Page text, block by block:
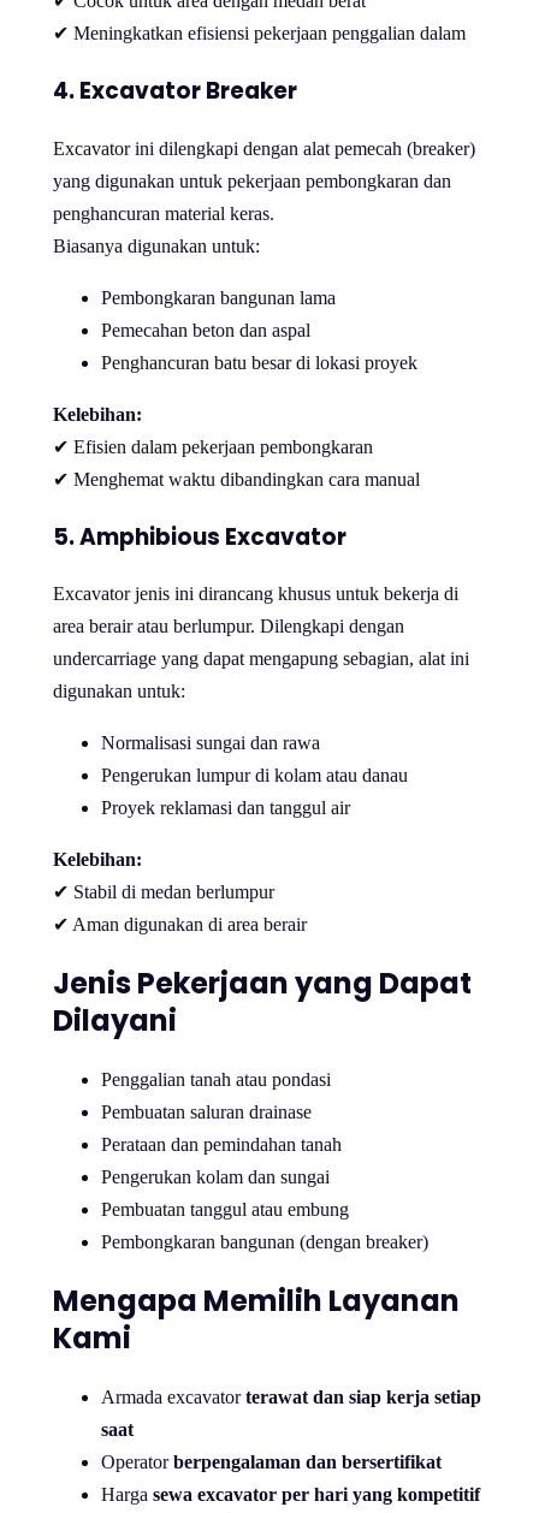
✔ Meningkatkan efisiensi pekerjaan penggalian dalam
4. Excavator Breaker
Excavator ini dilengkapi dengan alat pemecah (breaker)
yang digunakan untuk pekerjaan pembongkaran dan
penghancuran material keras.
Biasanya digunakan untuk:
Pembongkaran bangunan lama
Pemecahan beton dan aspal
Penghancuran batu besar di lokasi proyek
Kelebihan:
✔ Efisien dalam pekerjaan pembongkaran
✔ Menghemat waktu dibandingkan cara manual
5. Amphibious Excavator
Excavator jenis ini dirancang khusus untuk bekerja di
area berair atau berlumpur. Dilengkapi dengan
undercarriage yang dapat mengapung sebagian, alat ini
digunakan untuk:
Normalisasi sungai dan rawa
Pengerukan lumpur di kolam atau danau
Proyek reklamasi dan tanggul air
Kelebihan:
✔ Stabil di medan berlumpur
✔ Aman digunakan di area berair
Jenis Pekerjaan yang Dapat
Dilayani
Penggalian tanah atau pondasi
Pembuatan saluran drainase
Perataan dan pemindahan tanah
Pengerukan kolam dan sungai
Pembuatan tanggul atau embung
Pembongkaran bangunan (dengan breaker)
Mengapa Memilih Layanan
Kami
Armada excavatorterawat dan siap kerja setiap
saat
Operatorberpengalaman dan bersertifikat
Harga sewa excavator per hari yang kompetitif